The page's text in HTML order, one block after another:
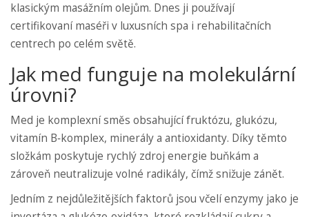
klasickým masážním olejům. Dnes ji používají
certifikovaní maséři v luxusních spa i rehabilitačních
centrech po celém světě.
Jak med funguje na molekulární
úrovni?
Med je komplexní směs obsahující fruktózu, glukózu,
vitamín B‑komplex, minerály a antioxidanty. Díky těmto
složkám poskytuje rychlý zdroj energie buňkám a
zároveň neutralizuje volné radikály, čímž snižuje zánět.
Jedním z nejdůležitějších faktorů jsou včelí enzymy jako je